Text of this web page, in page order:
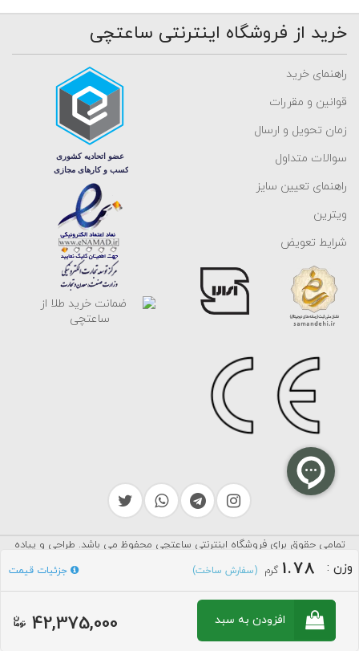
وزن :
1.78 گرم (سفارش ساخت) جزئیات قیمت
42,375,000 افزودن به سبد
خرید از فروشگاه اینترنتی ساعتچی
راهنمای خرید
قوانین و مقررات
زمان تحویل و ارسال
سوالات متداول
راهنمای تعیین سایز
ویترین
شرایط تعویض
تمامی حقوق برای فروشگاه اینترنتی ساعتچی محفوظ می باشد. طراحی و پیاده
سازی توسط